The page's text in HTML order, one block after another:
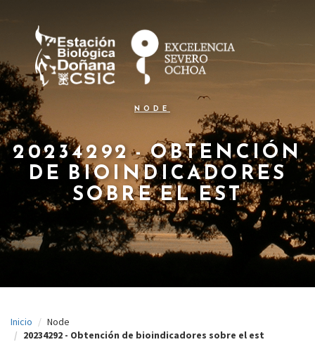
contenido
v
e
g
a
c
i
p
i
NODE
20234292 - OBTENCIÓN
DE BIOINDICADORES
SOBRE EL EST
Inicio
Node
20234292 - Obtención de bioindicadores sobre el est